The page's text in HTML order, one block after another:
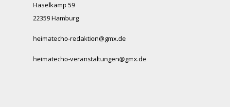
Haselkamp 59
22359 Hamburg
heimatecho-redaktion@gmx.de
heimatecho-veranstaltungen@gmx.de